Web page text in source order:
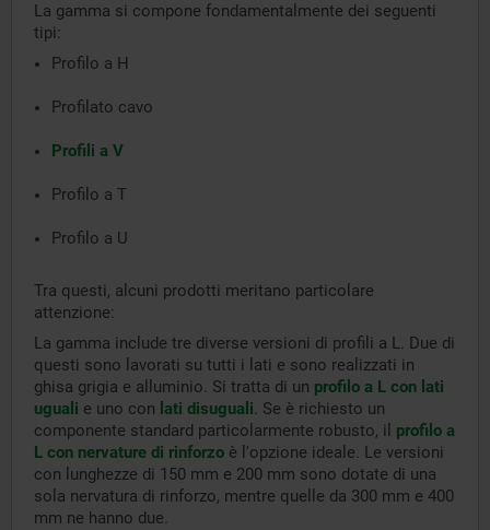
La gamma si compone fondamentalmente dei seguenti
tipi:
Profilo a H
Profilato cavo
Profili a V
Profilo a T
Profilo a U
Tra questi, alcuni prodotti meritano particolare
attenzione:
La gamma include tre diverse versioni di profili a L. Due di
questi sono lavorati su tutti i lati e sono realizzati in
ghisa grigia e alluminio. Si tratta di un profilo a L con lati
uguali e uno con lati disuguali. Se è richiesto un
componente standard particolarmente robusto, il profilo a
L con nervature di rinforzo è l'opzione ideale. Le versioni
con lunghezze di 150 mm e 200 mm sono dotate di una
sola nervatura di rinforzo, mentre quelle da 300 mm e 400
mm ne hanno due.